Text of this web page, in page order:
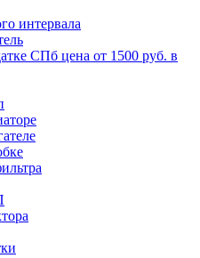
интервала
СПб цена от 1500 руб. в